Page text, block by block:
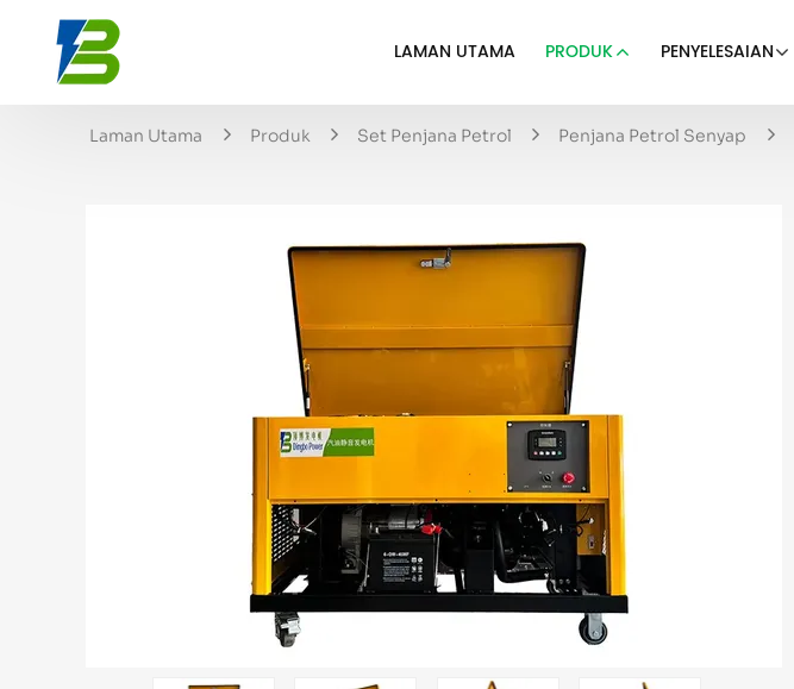
LAMAN UTAMA PRODUK PENYELESAIAN
Laman Utama Produk Set Penjana Petrol Penjana Petrol Senyap